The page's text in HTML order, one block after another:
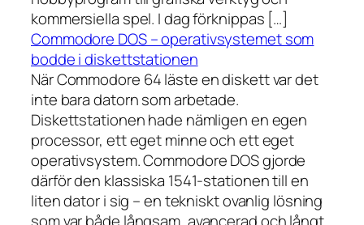
kommersiella spel. I dag förknippas […]
Commodore DOS – operativsystemet som
bodde i diskettstationen
När Commodore 64 läste en diskett var det
inte bara datorn som arbetade.
Diskettstationen hade nämligen en egen
processor, ett eget minne och ett eget
operativsystem. Commodore DOS gjorde
därför den klassiska 1541-stationen till en
liten dator i sig – en tekniskt ovanlig lösning